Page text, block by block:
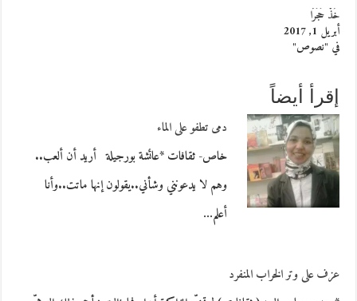
خُذْ حَجَرًا
أبريل 1, 2017
في "نصوص"
إقرأ أيضاً
دمى تطفو على الماء
خاص- ثقافات *عائشة بورجيلة أريد أن ألعب..
وهم لا يدعونني وشأني..يقولون إنها ماتت..وأنا
أعلم…
عزف على وتر الخراب المنفرد